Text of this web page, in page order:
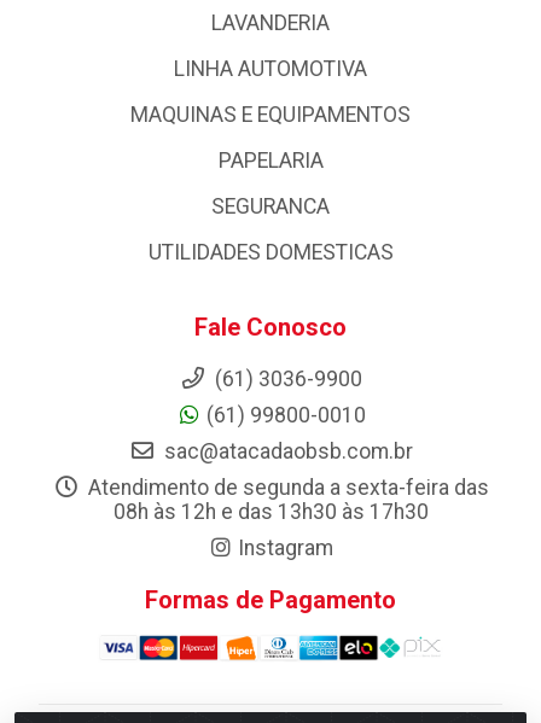
LAVANDERIA
LINHA AUTOMOTIVA
MAQUINAS E EQUIPAMENTOS
PAPELARIA
SEGURANCA
UTILIDADES DOMESTICAS
Fale Conosco
(61) 3036-9900
(61) 99800-0010
sac@atacadaobsb.com.br
Atendimento de segunda a sexta-feira das
08h às 12h e das 13h30 às 17h30
Instagram
Formas de Pagamento